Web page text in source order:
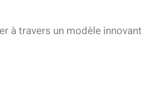
à travers un modèle innovant